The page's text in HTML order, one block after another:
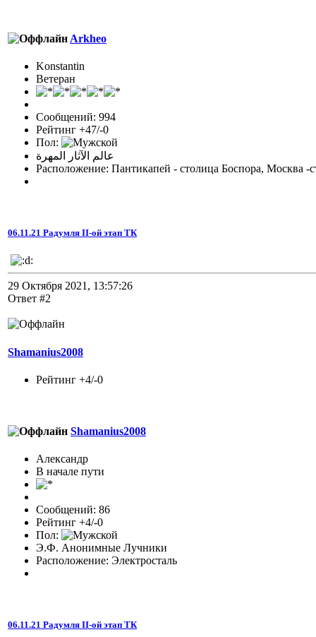
Arkheo
Konstantin
Ветеран
Сообщений: 994
Рейтинг +47/-0
Пол:
عالم الآثار المهرة
Расположение: Пантикапей - столица Боспора, Москва -
06.11.21 Радумля II-ой этап ТК
29 Октября 2021, 13:57:26
Ответ #2
Shamanius2008
Рейтинг +4/-0
Shamanius2008
Александр
В начале пути
Сообщений: 86
Рейтинг +4/-0
Пол:
Э.Ф. Анонимные Лучники
Расположение: Электросталь
06.11.21 Радумля II-ой этап ТК